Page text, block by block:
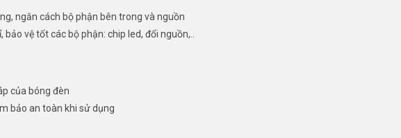
ngăn cách bộ phận bên trong và nguồn
vệ tốt các bộ phận: chip led, đổi nguồn,..
của bóng đèn
bảo an toàn khi sử dụng